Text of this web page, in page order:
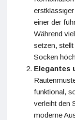
einer der
Während
setzen, stellt
Socken
Elegantes
funktional,
verleiht den
moderne